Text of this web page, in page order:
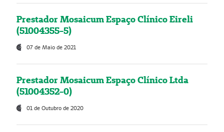
Prestador Mosaicum Espaço Clínico Eireli
(51004355-5)
07 de Maio de 2021
Prestador Mosaicum Espaço Clínico Ltda
(51004352-0)
01 de Outubro de 2020